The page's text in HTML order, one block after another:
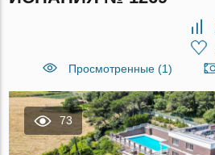
Просмотренные (1)
73